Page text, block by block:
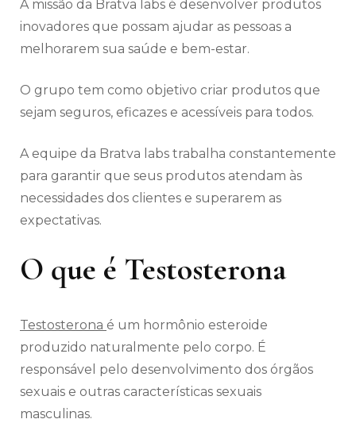
A missão da Bratva labs é desenvolver produtos
inovadores que possam ajudar as pessoas a
melhorarem sua saúde e bem-estar.
O grupo tem como objetivo criar produtos que
sejam seguros, eficazes e acessíveis para todos.
A equipe da Bratva labs trabalha constantemente
para garantir que seus produtos atendam às
necessidades dos clientes e superarem as
expectativas.
O que é Testosterona
Testosterona é um hormônio esteroide
produzido naturalmente pelo corpo. É
responsável pelo desenvolvimento dos órgãos
sexuais e outras características sexuais
masculinas.